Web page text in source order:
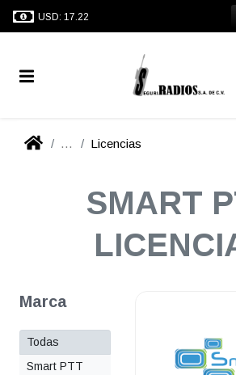
USD: 17.22
... Licencias
SMART
Marca
Todas
Smart PTT